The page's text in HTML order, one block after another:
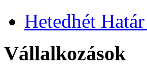
Hetedhét
Vállalkozások